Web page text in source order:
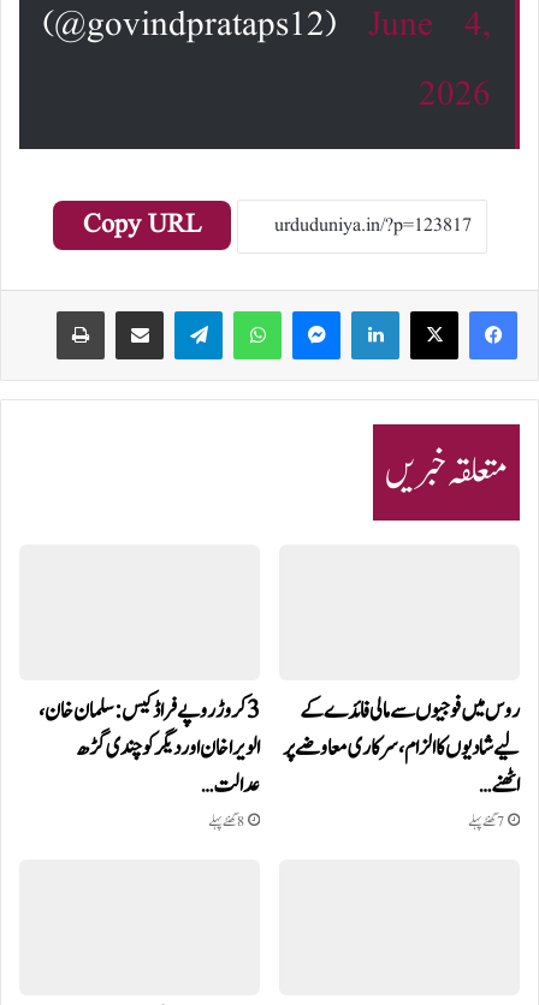
(@govindprataps12) June 4,
2026
Copy URL
LinkedIn
WhatsApp
Telegram
متعلقہ خبریں
روس میں فوجیوں سے مالی فائدے کے
لیے شادیوں کا الزام، سرکاری معاوضے پر
اٹھنے…
7 گھنٹے پہلے
3 کروڑ روپے فراڈ کیس: سلمان خان،
الویرا خان اور دیگر کو چندی گڑھ
عدالت…
8 گھنٹے پہلے